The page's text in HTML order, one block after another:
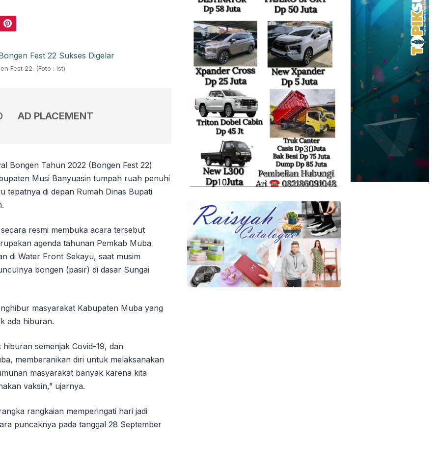
Fest 22. (Foto : ist)
AD PLACEMENT
Bongen Tahun 2022 (Bongen Fest 22)
Musi Banyuasin tumpah ruah penuhi
tepatnya di depan Rumah Dinas Bupati
resmi membuka acara tersebut
agenda tahunan Pemkab Muba
di Water Front Sekayu, saat musim
bongen (pasir) di dasar Sungai
masyarakat Kabupaten Muba yang
ada hiburan.
hiburan semenjak Covid-19, dan
memberanikan diri untuk melaksanakan
masyarakat banyak karena kita
vaksin,” ujarnya.
rangkaian memperingati hari jadi
puncaknya pada tanggal 28 September